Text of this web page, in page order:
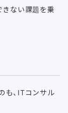
きない課題を乗
も、ITコンサル